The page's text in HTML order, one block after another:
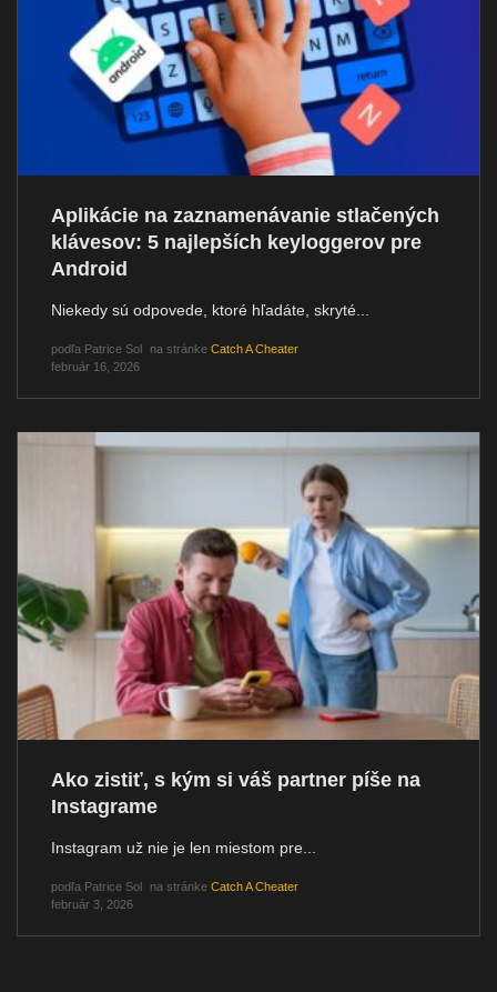
Aplikácie na zaznamenávanie stlačených
klávesov: 5 najlepších keyloggerov pre
Android
Niekedy sú odpovede, ktoré hľadáte, skryté...
podľa Patrice Sol na stránke Catch A Cheater
február 16, 2026
Ako zistiť, s kým si váš partner píše na
Instagrame
Instagram už nie je len miestom pre...
podľa Patrice Sol na stránke Catch A Cheater
február 3, 2026